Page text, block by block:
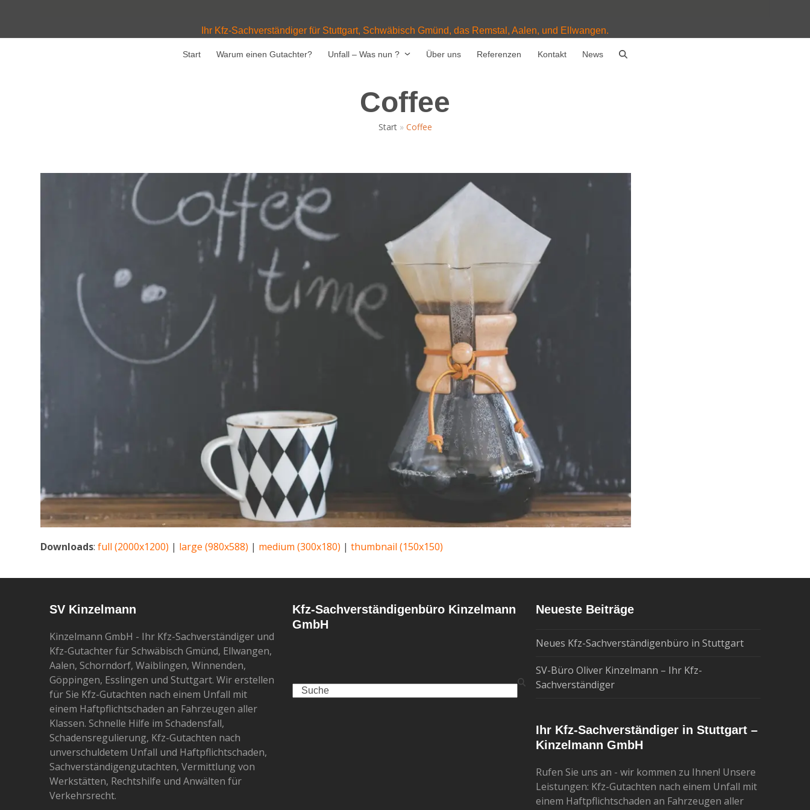
Ihr Kfz-Sachverständiger für Stuttgart, Schwäbisch Gmünd, das Remstal, Aalen, und Ellwangen.
Start Warum einen Gutachter? Unfall – Was nun ? Über uns Referenzen Kontakt News
Coffee
Start» Coffee
Downloads:full (2000x1200) | large (980x588) | medium (300x180) |thumbnail (150x150)
SV Kinzelmann
Kinzelmann GmbH - Ihr Kfz-Sachverständiger und
Kfz-Gutachter für Schwäbisch Gmünd, Ellwangen,
Aalen, Schorndorf, Waiblingen, Winnenden,
Göppingen, Esslingen und Stuttgart. Wir erstellen
für Sie Kfz-Gutachten nach einem Unfall mit
einem Haftpflichtschaden an Fahrzeugen aller
Klassen. Schnelle Hilfe im Schadensfall,
Schadensregulierung, Kfz-Gutachten nach
unverschuldetem Unfall und Haftpflichtschaden,
Sachverständigengutachten, Vermittlung von
Werkstätten, Rechtshilfe und Anwälten für
Verkehrsrecht.
Kfz-Sachverständigenbüro Kinzelmann
GmbH
Search
Neueste Beiträge
Neues Kfz-Sachverständigenbüro in Stuttgart
SV-Büro Oliver Kinzelmann – Ihr Kfz-
Sachverständiger
Ihr Kfz-Sachverständiger in Stuttgart –
Kinzelmann GmbH
Rufen Sie uns an - wir kommen zu Ihnen! Unsere
Leistungen: Kfz-Gutachten nach einem Unfall mit
einem Haftpflichtschaden an Fahrzeugen aller